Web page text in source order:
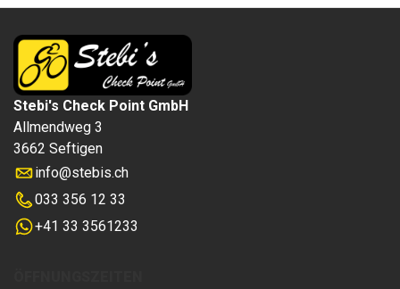
Stebi's Check Point GmbH
Allmendweg 3
3662 Seftigen
info@stebis.ch
033 356 12 33
+41 33 3561233